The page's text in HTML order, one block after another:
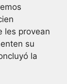
les provean
su
la